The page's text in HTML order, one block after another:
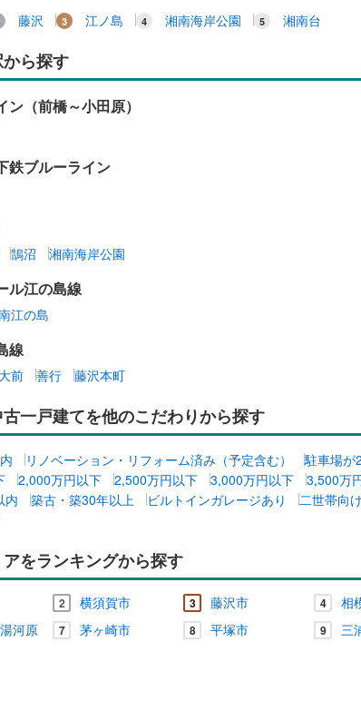
藤沢 江ノ島 湘南海岸公園 湘南台
ら探す
ン（前橋～小田原）
鉄ブルーライン
鵠沼 湘南海岸公園
ル江の島線
江の島
線
前 善行 藤沢本町
一戸建てを他のこだわりから探す
リノベーション・リフォーム済み（予定含む） 駐車場が
2,000万円以下 2,500万円以下 3,000万円以下 3,500万
内
築古・築30年以上 ビルトインガレージあり 二世帯向け
をランキングから探す
2 横須賀市 3 藤沢市 4 相
河原
7 茅ヶ崎市 8 平塚市 9 三